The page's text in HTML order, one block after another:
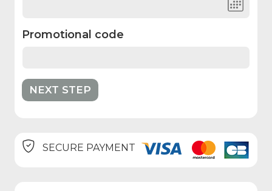
Promotional code
SECURE PAYMENT